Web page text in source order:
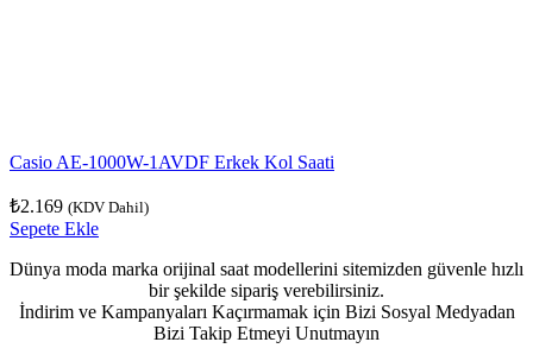
Casio AE-1000W-1AVDF Erkek Kol Saati
₺2.169 (KDV Dahil)
Sepete Ekle
Dünya moda marka orijinal saat modellerini sitemizden güvenle hızlı
bir şekilde sipariş verebilirsiniz.
İndirim ve Kampanyaları Kaçırmamak için Bizi Sosyal Medyadan
Bizi Takip Etmeyi Unutmayın